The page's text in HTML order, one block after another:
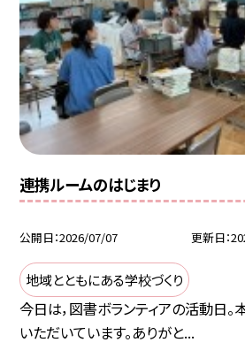
連携ルームのはじまり
公開日 2026/07/07 更新日
地域とともにある学校づくり
今日は，図書ボランティアの活動日
いただいています。ありがと...